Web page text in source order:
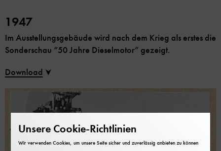
1947
Im Ausstellungsgebäude wird nach dem Krieg als erstes die
Sonderschau “50 Jahre Dieselmotor” gezeigt.
Download
Unsere Cookie-Richtlinien
Wir verwenden Cookies, um unsere Seite sicher und zuverlässig anbieten zu können